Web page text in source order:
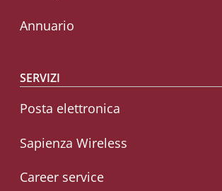
Annuario
SERVIZI
Posta elettronica
Sapienza Wireless
Career service